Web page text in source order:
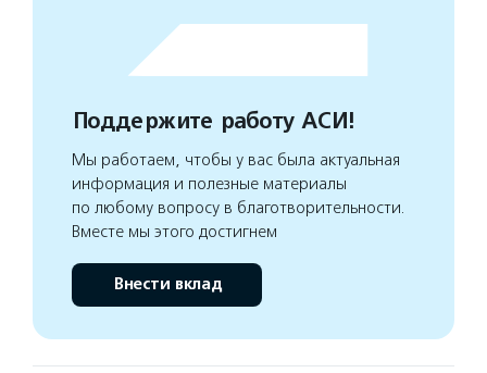
Поддержите работу АСИ!
Мы работаем, чтобы у вас была актуальная
информация и полезные материалы
по любому вопросу в благотворительности.
Вместе мы этого достигнем
Внести вклад